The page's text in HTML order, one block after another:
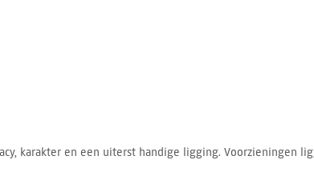
karakter en een uiterst handige ligging. Voorzieningen